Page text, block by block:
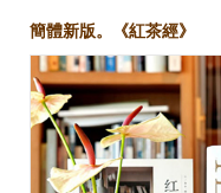
簡體新版。《紅茶經》